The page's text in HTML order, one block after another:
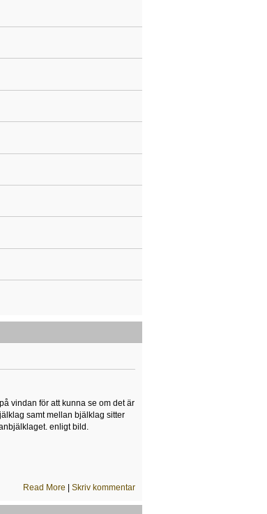
vindan för att kunna se om det är
samt mellan bjälklag sitter
enligt bild.
Read More |Skriv kommentar